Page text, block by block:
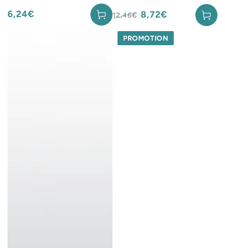
Prix
6,24€
normal
12,46€
de
vente
8,72€
PROMOTION